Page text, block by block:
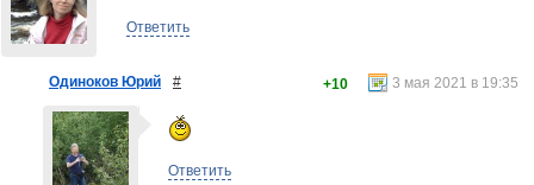
Ответить
Одиноков Юрий # 3 мая 2021 в 19:35
+10
Ответить